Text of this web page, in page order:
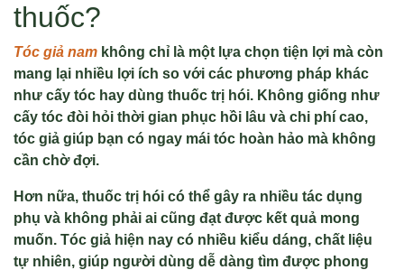
thuốc?
Tóc giả nam không chỉ là một lựa chọn tiện lợi mà còn
mang lại nhiều lợi ích so với các phương pháp khác
như cấy tóc hay dùng thuốc trị hói. Không giống như
cấy tóc đòi hỏi thời gian phục hồi lâu và chi phí cao,
tóc giả giúp bạn có ngay mái tóc hoàn hảo mà không
cần chờ đợi.
Hơn nữa, thuốc trị hói có thể gây ra nhiều tác dụng
phụ và không phải ai cũng đạt được kết quả mong
muốn. Tóc giả hiện nay có nhiều kiểu dáng, chất liệu
tự nhiên, giúp người dùng dễ dàng tìm được phong